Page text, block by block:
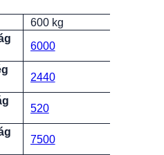
600 kg
6000
2440
520
7500